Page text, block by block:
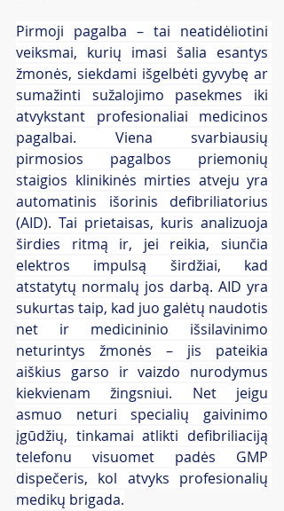
Pirmoji pagalba – tai neatidėliotini
veiksmai, kurių imasi šalia esantys
žmonės, siekdami išgelbėti gyvybę ar
sumažinti sužalojimo pasekmes iki
atvykstant profesionaliai medicinos
pagalbai. Viena svarbiausių
pirmosios pagalbos priemonių
staigios klinikinės mirties atveju yra
automatinis išorinis defibriliatorius
(AID). Tai prietaisas, kuris analizuoja
širdies ritmą ir, jei reikia, siunčia
elektros impulsą širdžiai, kad
atstatytų normalų jos darbą. AID yra
sukurtas taip, kad juo galėtų naudotis
net ir medicininio išsilavinimo
neturintys žmonės – jis pateikia
aiškius garso ir vaizdo nurodymus
kiekvienam žingsniui. Net jeigu
asmuo neturi specialių gaivinimo
įgūdžių, tinkamai atlikti defibriliaciją
telefonu visuomet padės GMP
dispečeris, kol atvyks profesionalių
medikų brigada.